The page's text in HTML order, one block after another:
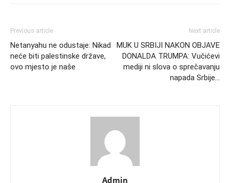
Previous article
Netanyahu ne odustaje: Nikad
neće biti palestinske države,
ovo mjesto je naše
Next article
MUK U SRBIJI NAKON OBJAVE
DONALDA TRUMPA: Vučićevi
mediji ni slova o sprečavanju
napada Srbije…
Admin